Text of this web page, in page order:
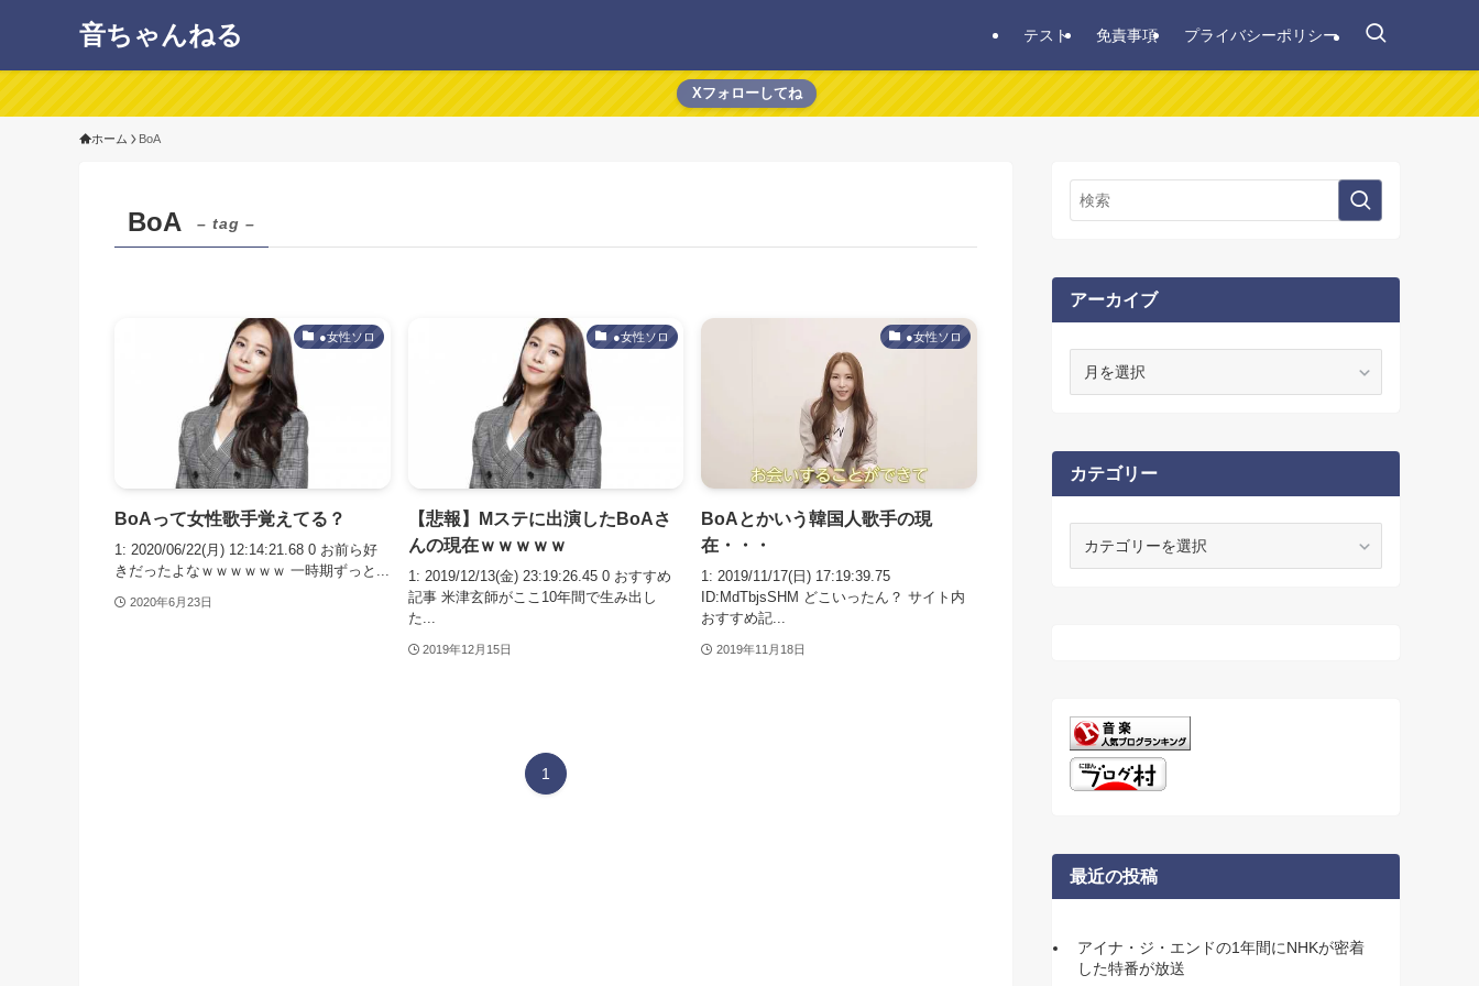
音ちゃんねる テスト 免責事項 プライバシーポリシー
Xフォローしてね
ホーム BoA
BoA – tag –
●女性ソロ
BoAって女性歌手覚えてる？
1: 2020/06/22(月) 12:14:21.68 0 お前ら好
きだったよなｗｗｗｗｗｗ 一時期ずっと...
2020年6月23日
●女性ソロ
【悲報】Mステに出演したBoAさ
んの現在ｗｗｗｗｗ
1: 2019/12/13(金) 23:19:26.45 0 おすすめ
記事 米津玄師がここ10年間で生み出し
た...
2019年12月15日
●女性ソロ
BoAとかいう韓国人歌手の現
在・・・
1: 2019/11/17(日) 17:19:39.75
ID:MdTbjsSHM どこいったん？ サイト内
おすすめ記...
2019年11月18日
1
アーカイブ
ブ
カテゴリー
最近の投稿
アイナ・ジ・エンドの1年間にNHKが密着
した特番が放送